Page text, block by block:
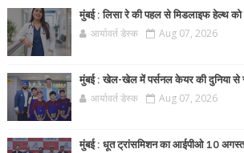
मुंबई : लिसा रे की पहल से मिडलाइफ हेल्थ को
आर्यावर्त डेस्क Aug 07, 2026
मुंबई : खेल-खेल में पर्सनल केयर की दुनिया से
आर्यावर्त डेस्क Aug 07, 2026
मुंबई : धूत ट्रांसमिशन का आईपीओ 10 अगस्त